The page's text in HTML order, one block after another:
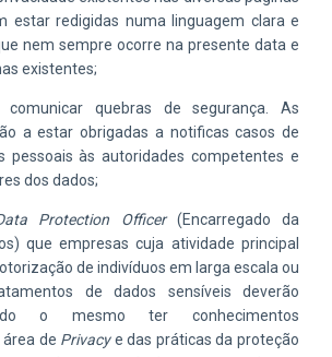
estar redigidas numa linguagem clara e
nem sempre ocorre na presente data e
existentes;
quebras de segurança. As
a estar obrigadas a notificas casos de
pessoais às autoridades competentes e
dos dados;
Protection Officer(Encarregado da
que empresas cuja atividade principal
de indivíduos em larga escala ou
de dados sensíveis deverão
o mesmo ter conhecimentos
de Privacye das práticas da proteção